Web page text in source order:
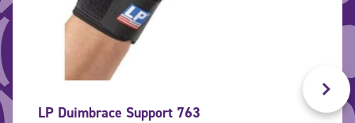
LP Duimbrace Support 763